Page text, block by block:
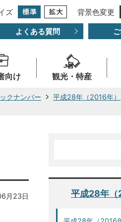
ズ 背景色変更
よくある質問
向け 観光・特産
クナンバー
平成28年（2016年）
月23日 平成28年（